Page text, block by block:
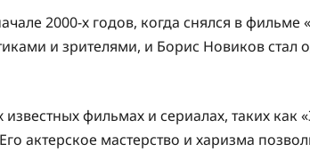
2000-х годов, когда снялся в фильме
и зрителями, и Борис Новиков
фильмах и сериалах, таких как
актерское мастерство и харизма